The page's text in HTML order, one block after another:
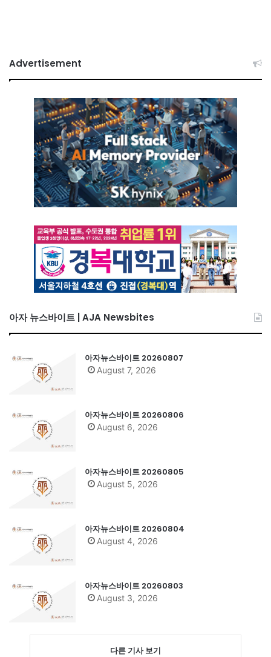
Advertisement
아자 뉴스바이트 | AJA Newsbites
아자뉴스바이트 20260807
August 7, 2026
아자뉴스바이트 20260806
August 6, 2026
아자뉴스바이트 20260805
August 5, 2026
아자뉴스바이트 20260804
August 4, 2026
아자뉴스바이트 20260803
August 3, 2026
다른 기사 보기